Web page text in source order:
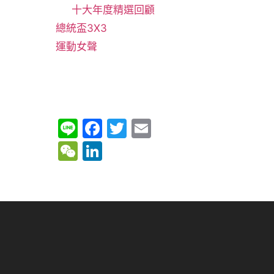
十大年度精選回顧
總統盃3X3
運動女聲
Li
n
e
F
b
T
W
h e